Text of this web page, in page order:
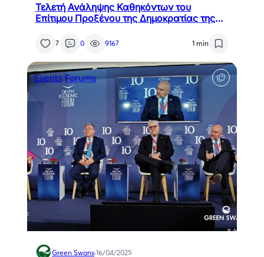
Τελετή Ανάληψης Καθηκόντων του
Επίτιμου Προξένου της Δημοκρατίας της
Σαββάκη
7 0 9167 1 min
Events Forums
Green Swans·16/04/2025